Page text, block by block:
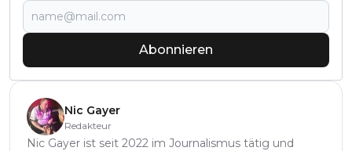
Abonnieren
Nic Gayer
Redakteur
Nic Gayer ist seit 2022 im Journalismus tätig und